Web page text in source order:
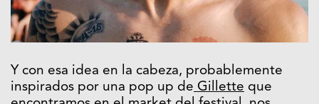
Y con esa idea en la cabeza, probablemente
inspirados por una pop up de Gillette que